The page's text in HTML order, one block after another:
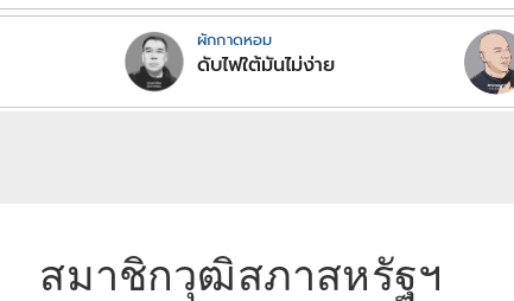
ผักกาดหอม
ดับไฟใต้มันไม่ง่าย
สมาชิกวุฒิสภาสหรัฐฯ